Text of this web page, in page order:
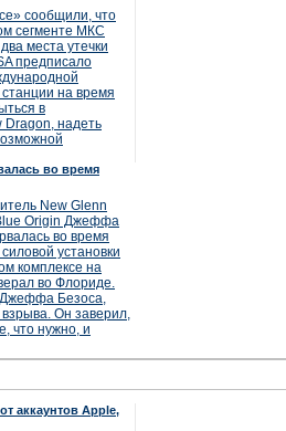
сообщили, что
сегменте МКС
места утечки
предписало
станции на время
в
Dragon, надеть
во время
New Glenn
Origin Джеффа
во время
установки
комплексе на
во Флориде.
Безоса,
Он заверил,
что нужно, и
аккаунтов Apple,